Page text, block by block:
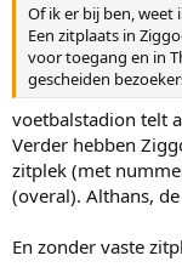
Of ik er bij ben,
Een zitplaats in
voor toegang en in
gescheiden
voetbalstadion telt
Verder hebben
zitplek (met
(overal). Althans,
En zonder vaste